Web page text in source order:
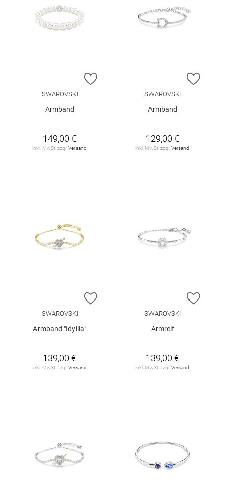
ZUR WUNSCHLISTE HINZUFÜGEN
SWAROVSKI
Armband
149,00 €
inkl. MwSt. zzgl. Versand
ZUR
SWAROVSKI
Armband
129,00 €
inkl. MwSt. zzgl. Versand
ZUR WUNSCHLISTE HINZUFÜGEN
SWAROVSKI
Armband "Idyllia"
139,00 €
inkl. MwSt. zzgl. Versand
ZUR
SWAROVSKI
Armreif
139,00 €
inkl. MwSt. zzgl. Versand